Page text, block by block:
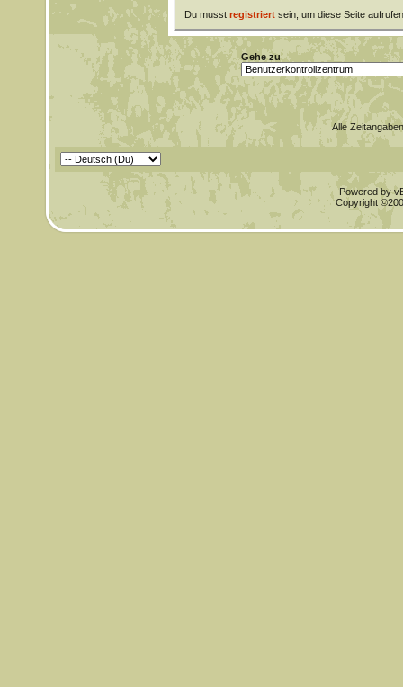
Du musst registriertsein, um diese Seite
Gehe zu
Alle
Powered by
Copyright